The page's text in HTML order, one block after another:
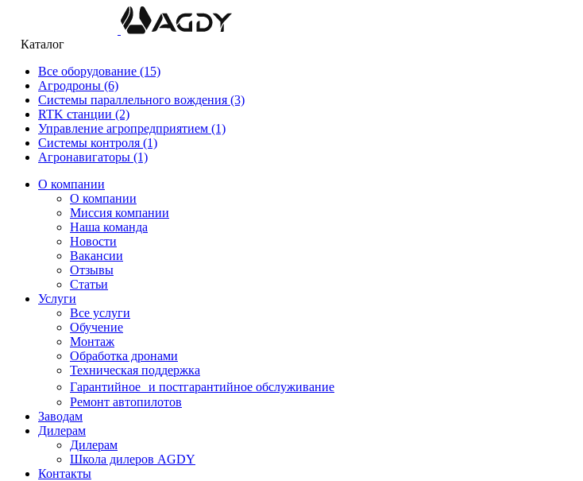
Каталог
Все оборудование (15)
Агродроны (6)
Системы параллельного вождения (3)
RTK станции (2)
Управление агропредприятием (1)
Системы контроля (1)
Агронавигаторы (1)
О компании
О компании
Миссия компании
Наша команда
Новости
Вакансии
Отзывы
Статьи
Услуги
Все услуги
Обучение
Монтаж
Обработка дронами
Техническая поддержка
Гарантийное и постгарантийное обслуживание
Ремонт автопилотов
Заводам
Дилерам
Дилерам
Школа дилеров AGDY
Контакты